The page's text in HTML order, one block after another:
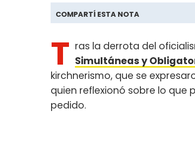
COMPARTÍ ESTA NOTA
T ras la derrota del
Simultáneas y
kirchnerismo, que se
quien reflexionó sobre lo que
pedido.